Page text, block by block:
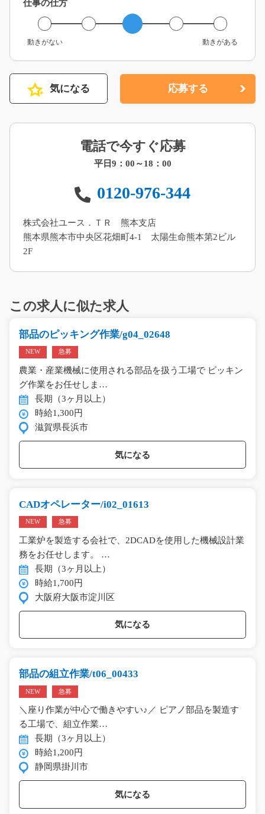
仕事の仕方
動きがない 動きがある
気になる 応募する
電話で今すぐ応募
平日9：00～18：00
0120-976-344
株式会社ユース．ＴＲ 熊本支店
熊本県熊本市中央区花畑町4-1 太陽生命熊本第2ビル
2F
この求人に似た求人
部品のピッキング作業/g04_02648
NEW 急募
農業・産業機械に使用される部品を扱う工場で ピッキン
グ作業をお任せしま…
長期（3ヶ月以上）
時給1,300円
滋賀県長浜市
気になる
CADオペレーター/i02_01613
NEW 急募
工業炉を製造する会社で、2DCADを使用した機械設計業
務をお任せします。 …
長期（3ヶ月以上）
時給1,700円
大阪府大阪市淀川区
気になる
部品の組立作業/t06_00433
NEW 急募
＼座り作業が中心で働きやすい♪／ ピアノ部品を製造す
る工場で、組立作業…
長期（3ヶ月以上）
時給1,200円
静岡県掛川市
気になる